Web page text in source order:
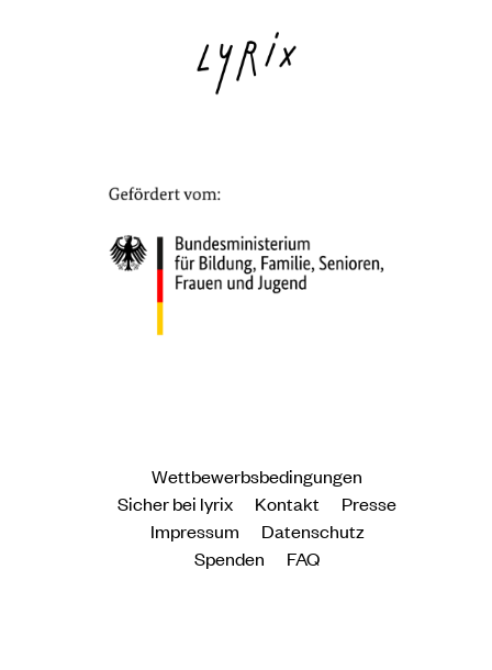
Wettbewerbsbedingungen
Sicher bei lyrix
Kontakt
Presse
Impressum
Datenschutz
Spenden
FAQ